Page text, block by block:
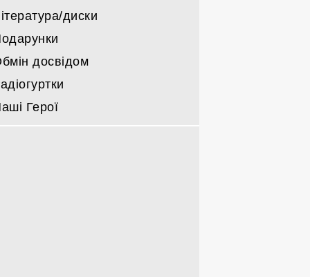
диски
досвідом
Герої